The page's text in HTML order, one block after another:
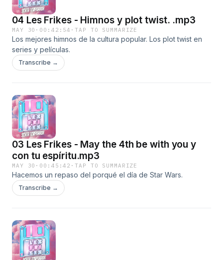
04 Les Frikes - Himnos y plot twist. .mp3
MAY 30 · 00:42:54 ·TAP TO SUMMARIZE
Los mejores himnos de la cultura popular. Los plot twist en
series y películas.
Transcribe →
03 Les Frikes - May the 4th be with you y
con tu espíritu.mp3
MAY 30 · 00:45:42 ·TAP TO SUMMARIZE
Hacemos un repaso del porqué el día de Star Wars.
Transcribe →